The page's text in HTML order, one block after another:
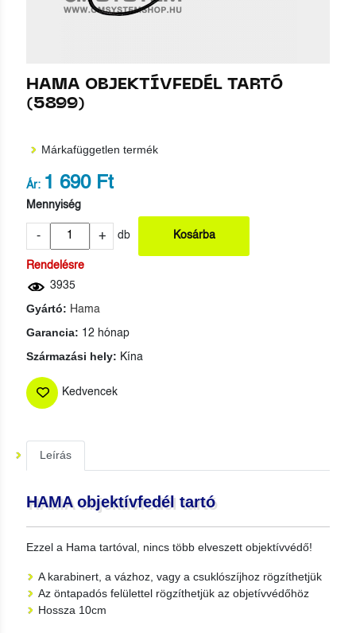
HAMA OBJEKTÍVFEDÉL TARTÓ
(5899)
Márkafüggetlen termék
Ár: 1 690 Ft
Mennyiség
- + db Kosárba
Rendelésre
3935
Gyártó: Hama
Garancia: 12 hónap
Származási hely: Kína
Kedvencek
Leírás
HAMA objektívfedél tartó
Ezzel a Hama tartóval, nincs több elveszett objektívvédő!
A karabinert, a vázhoz, vagy a csuklószíjhoz rögzíthetjük
Az öntapadós felülettel rögzíthetjük az objetívvédőhöz
Hossza 10cm